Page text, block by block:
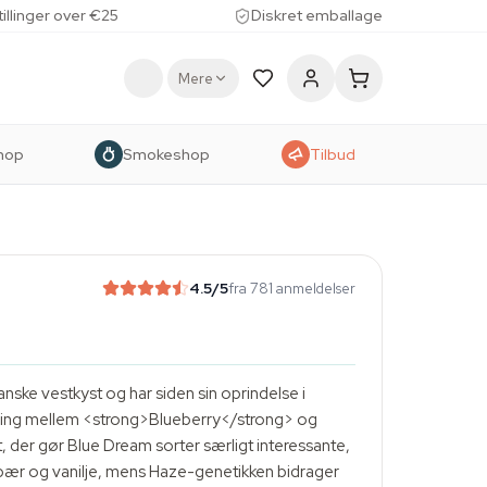
over €25 Diskret emballage
Mere
Smokeshop Tilbud
4.5/5fra 781 anmeldelser
vestkyst og har siden sin oprindelse i
mellem <strong>Blueberry</strong> og
gør Blue Dream sorter særligt interessante,
og vanilje, mens Haze-genetikken bidrager